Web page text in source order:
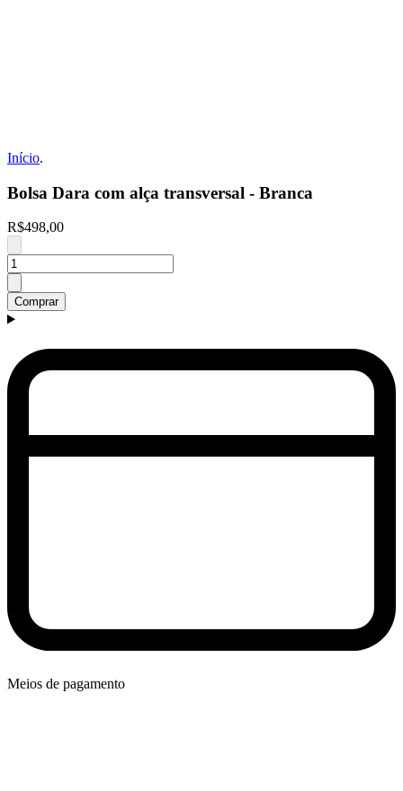
Início.
Bolsa Dara com alça transversal - Branca
R$498,00
Comprar
Meios de pagamento